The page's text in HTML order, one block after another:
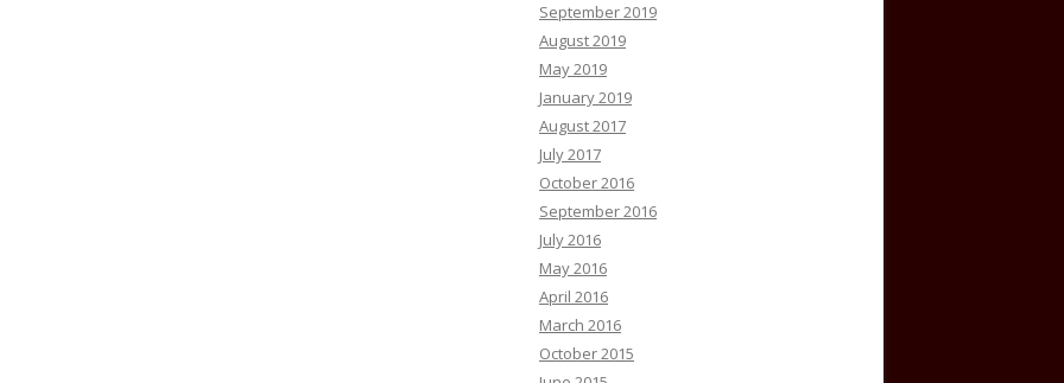
September 2019
August 2019
May 2019
January 2019
August 2017
July 2017
October 2016
September 2016
July 2016
May 2016
April 2016
March 2016
October 2015